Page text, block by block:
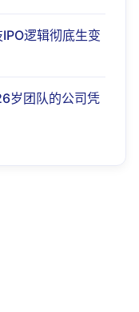
逻辑彻底生变
岁团队的公司凭